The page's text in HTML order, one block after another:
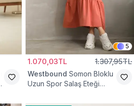
5
1.070,03TL 1.307,95TL
Westbound Somon Bloklu
Uzun Spor Salaş Eteği